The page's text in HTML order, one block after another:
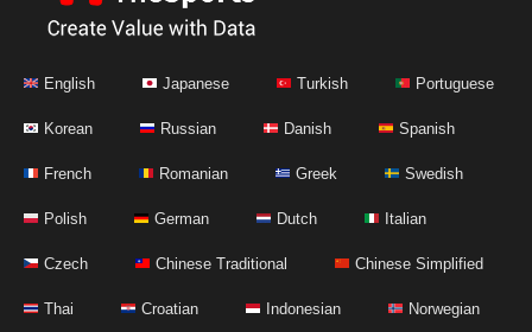
English Japanese Turkish Portuguese
Korean Russian Danish Spanish
French Romanian Greek Swedish
Polish German Dutch Italian
Czech Chinese Traditional Chinese Simplified
Thai Croatian Indonesian Norwegian